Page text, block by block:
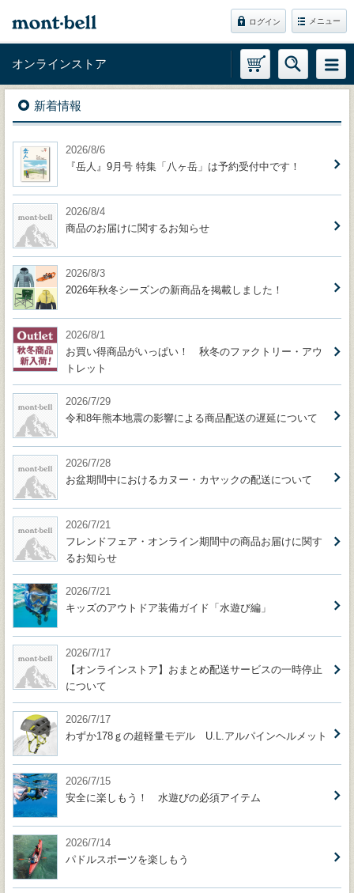
ログイン メニュー
オンラインストア
新着情報
2026/8/6
『岳人』9月号 特集「八ヶ岳」は予約受付中です！
2026/8/4
商品のお届けに関するお知らせ
2026/8/3
2026年秋冬シーズンの新商品を掲載しました！
2026/8/1
お買い得商品がいっぱい！ 秋冬のファクトリー・アウ
トレット
2026/7/29
令和8年熊本地震の影響による商品配送の遅延について
2026/7/28
お盆期間中におけるカヌー・カヤックの配送について
2026/7/21
フレンドフェア・オンライン期間中の商品お届けに関す
るお知らせ
2026/7/21
キッズのアウトドア装備ガイド「水遊び編」
2026/7/17
【オンラインストア】おまとめ配送サービスの一時停止
について
2026/7/17
わずか178ｇの超軽量モデル U.L.アルパインヘルメット
2026/7/15
安全に楽しもう！ 水遊びの必須アイテム
2026/7/14
パドルスポーツを楽しもう